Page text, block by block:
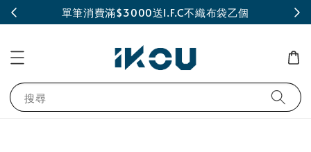
單筆消費滿$3000送I.F.C不織布袋乙個
搜尋